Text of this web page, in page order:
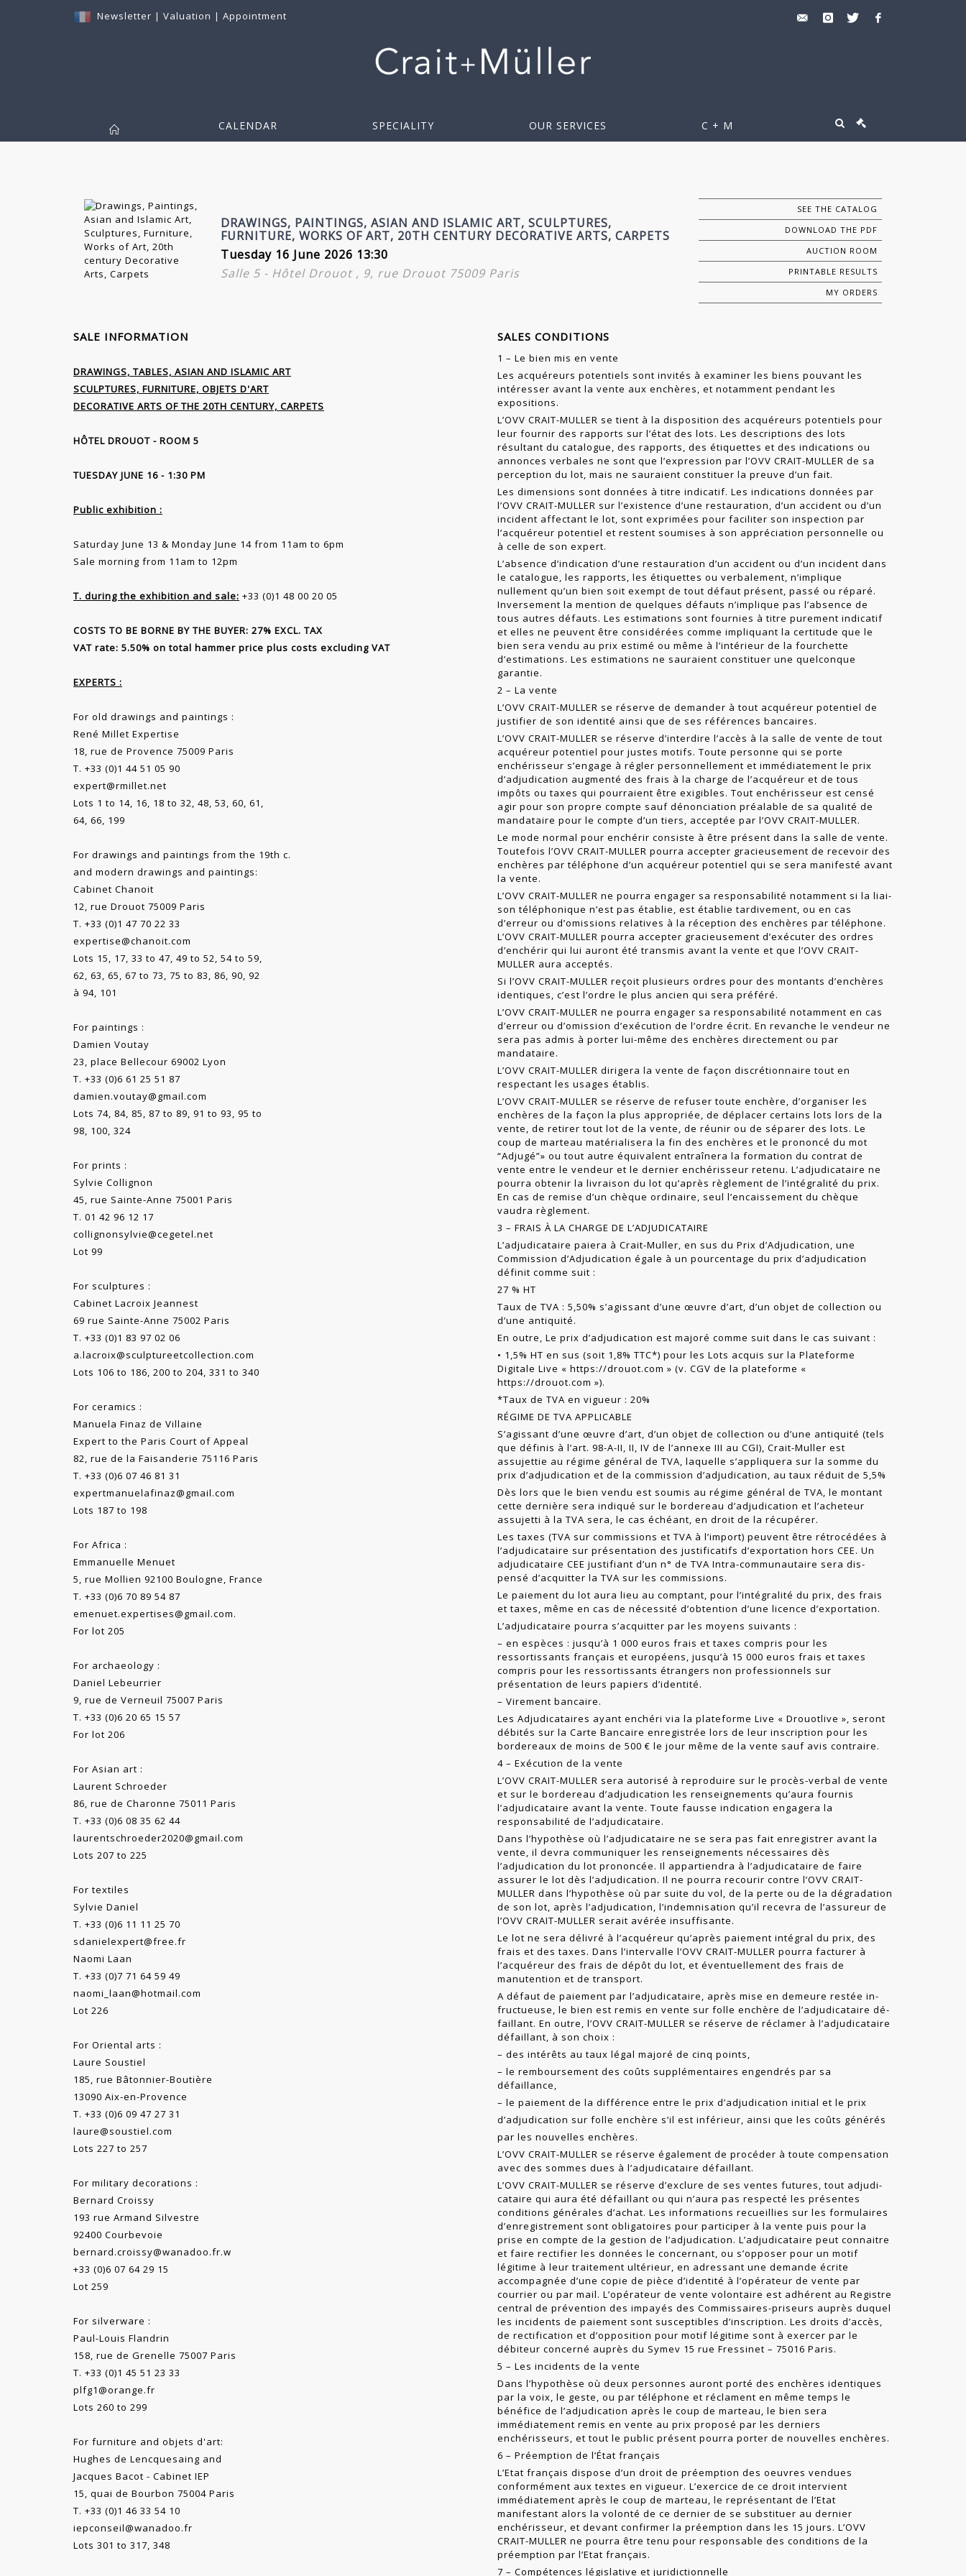
Newsletter | Valuation | Appointment
CALENDAR SPECIALITY OUR SERVICES C + M
DRAWINGS, PAINTINGS, ASIAN AND ISLAMIC ART, SCULPTURES,
FURNITURE, WORKS OF ART, 20TH CENTURY DECORATIVE ARTS, CARPETS
Tuesday 16 June 2026 13:30
Salle 5 - Hôtel Drouot , 9, rue Drouot 75009 Paris
SEE THE CATALOG
DOWNLOAD THE PDF
AUCTION ROOM
PRINTABLE RESULTS
MY ORDERS
SALE INFORMATION
DRAWINGS, TABLES, ASIAN AND ISLAMIC ART
SCULPTURES, FURNITURE, OBJETS D'ART
DECORATIVE ARTS OF THE 20TH CENTURY, CARPETS
HÔTEL DROUOT - ROOM 5
TUESDAY JUNE 16 - 1:30 PM
Public exhibition :
Saturday June 13 & Monday June 14 from 11am to 6pm
Sale morning from 11am to 12pm
T. during the exhibition and sale: +33 (0)1 48 00 20 05
COSTS TO BE BORNE BY THE BUYER: 27% EXCL. TAX
VAT rate: 5.50% on total hammer price plus costs excluding VAT
EXPERTS :
For old drawings and paintings :
René Millet Expertise
18, rue de Provence 75009 Paris
T. +33 (0)1 44 51 05 90
expert@rmillet.net
Lots 1 to 14, 16, 18 to 32, 48, 53, 60, 61,
64, 66, 199
For drawings and paintings from the 19th c.
and modern drawings and paintings:
Cabinet Chanoit
12, rue Drouot 75009 Paris
T. +33 (0)1 47 70 22 33
expertise@chanoit.com
Lots 15, 17, 33 to 47, 49 to 52, 54 to 59,
62, 63, 65, 67 to 73, 75 to 83, 86, 90, 92
à 94, 101
For paintings :
Damien Voutay
23, place Bellecour 69002 Lyon
T. +33 (0)6 61 25 51 87
damien.voutay@gmail.com
Lots 74, 84, 85, 87 to 89, 91 to 93, 95 to
98, 100, 324
For prints :
Sylvie Collignon
45, rue Sainte-Anne 75001 Paris
T. 01 42 96 12 17
collignonsylvie@cegetel.net
Lot 99
For sculptures :
Cabinet Lacroix Jeannest
69 rue Sainte-Anne 75002 Paris
T. +33 (0)1 83 97 02 06
a.lacroix@sculptureetcollection.com
Lots 106 to 186, 200 to 204, 331 to 340
For ceramics :
Manuela Finaz de Villaine
Expert to the Paris Court of Appeal
82, rue de la Faisanderie 75116 Paris
T. +33 (0)6 07 46 81 31
expertmanuelafinaz@gmail.com
Lots 187 to 198
For Africa :
Emmanuelle Menuet
5, rue Mollien 92100 Boulogne, France
T. +33 (0)6 70 89 54 87
emenuet.expertises@gmail.com.
For lot 205
For archaeology :
Daniel Lebeurrier
9, rue de Verneuil 75007 Paris
T. +33 (0)6 20 65 15 57
For lot 206
For Asian art :
Laurent Schroeder
86, rue de Charonne 75011 Paris
T. +33 (0)6 08 35 62 44
laurentschroeder2020@gmail.com
Lots 207 to 225
For textiles
Sylvie Daniel
T. +33 (0)6 11 11 25 70
sdanielexpert@free.fr
Naomi Laan
T. +33 (0)7 71 64 59 49
naomi_laan@hotmail.com
Lot 226
For Oriental arts :
Laure Soustiel
185, rue Bâtonnier-Boutière
13090 Aix-en-Provence
T. +33 (0)6 09 47 27 31
laure@soustiel.com
Lots 227 to 257
For military decorations :
Bernard Croissy
193 rue Armand Silvestre
92400 Courbevoie
bernard.croissy@wanadoo.fr.w
+33 (0)6 07 64 29 15
Lot 259
For silverware :
Paul-Louis Flandrin
158, rue de Grenelle 75007 Paris
T. +33 (0)1 45 51 23 33
plfg1@orange.fr
Lots 260 to 299
For furniture and objets d'art:
Hughes de Lencquesaing and
Jacques Bacot - Cabinet IEP
15, quai de Bourbon 75004 Paris
T. +33 (0)1 46 33 54 10
iepconseil@wanadoo.fr
Lots 301 to 317, 348
SALES CONDITIONS
1 – Le bien mis en vente
Les acquéreurs potentiels sont invités à examiner les biens pouvant les
intéresser avant la vente aux enchères, et notamment pendant les
expositions.
L’OVV CRAIT-MULLER se tient à la disposition des acquéreurs potentiels pour
leur fournir des rapports sur l’état des lots. Les descriptions des lots
résultant du cat­alogue, des rapports, des étiquettes et des indications ou
annonces verbales ne sont que l’expression par l’OVV CRAIT-MULLER de sa
perception du lot, mais ne sauraient constituer la preuve d’un fait.
Les dimensions sont données à titre indicatif. Les indications données par
l’OVV CRAIT-MULLER sur l’existence d’une restauration, d’un accident ou d’un
incident affectant le lot, sont exprimées pour faciliter son inspection par
l’acquéreur poten­tiel et restent soumises à son appréciation personnelle ou
à celle de son expert.
L’absence d’indication d’une restauration d’un accident ou d’un incident dans
le catalogue, les rapports, les étiquettes ou verbalement, n’implique
nullement qu’un bien soit exempt de tout défaut présent, passé ou réparé.
Inversement la mention de quelques défauts n’implique pas l’absence de
tous autres défauts. Les estimations sont fournies à titre purement indicatif
et elles ne peuvent être considérées comme impliquant la certitude que le
bien sera vendu au prix estimé ou même à l’intérieur de la fourchette
d’estimations. Les estimations ne sauraient constituer une quelconque
garantie.
2 – La vente
L’OVV CRAIT-MULLER se réserve de demander à tout acquéreur potentiel de
jus­tifier de son identité ainsi que de ses références bancaires.
L’OVV CRAIT-MULLER se réserve d’interdire l’accès à la salle de vente de tout
acquéreur potentiel pour justes motifs. Toute personne qui se porte
enchérisseur s’engage à régler personnellement et immédiatement le prix
d’adjudication aug­menté des frais à la charge de l’acquéreur et de tous
impôts ou taxes qui pour­raient être exigibles. Tout enchérisseur est censé
agir pour son propre compte sauf dénonciation préalable de sa qualité de
mandataire pour le compte d’un tiers, acceptée par l’OVV CRAIT-MULLER.
Le mode normal pour enchérir consiste à être présent dans la salle de vente.
Toutefois l’OVV CRAIT-MULLER pourra accepter gracieusement de recevoir des
enchères par téléphone d’un acquéreur potentiel qui se sera manifesté avant
la vente.
L’OVV CRAIT-MULLER ne pourra engager sa responsabilité notamment si la liai­
son téléphonique n’est pas établie, est établie tardivement, ou en cas
d’erreur ou d’omissions relatives à la réception des enchères par téléphone.
L’OVV CRAIT-MULLER pourra accepter gracieusement d’exécuter des ordres
d’enchérir qui lui auront été transmis avant la vente et que l’OVV CRAIT-
MULLER aura acceptés.
Si l’OVV CRAIT-MULLER reçoit plusieurs ordres pour des montants d’enchères
identiques, c’est l’ordre le plus ancien qui sera préféré.
L’OVV CRAIT-MULLER ne pourra engager sa responsabilité notamment en cas
d’erreur ou d’omission d’exécution de l’ordre écrit. En revanche le vendeur ne
sera pas admis à porter lui-même des enchères directement ou par
mandataire.
L’OVV CRAIT-MULLER dirigera la vente de façon discrétionnaire tout en
respect­ant les usages établis.
L’OVV CRAIT-MULLER se réserve de refuser toute enchère, d’organiser les
enchères de la façon la plus appropriée, de déplacer certains lots lors de la
vente, de retirer tout lot de la vente, de réunir ou de séparer des lots. Le
coup de marteau matériali­sera la fin des enchères et le prononcé du mot
“Adjugé”» ou tout autre équivalent entraînera la formation du contrat de
vente entre le vendeur et le dernier enchéris­seur retenu. L’adjudicataire ne
pourra obtenir la livraison du lot qu’après règlement de l’intégralité du prix.
En cas de remise d’un chèque ordinaire, seul l’encaissement du chèque
vaudra règlement.
3 – FRAIS À LA CHARGE DE L’ADJUDICATAIRE
L’adjudicataire paiera à Crait-Muller, en sus du Prix d’Adjudication, une
Commission d’Adjudication égale à un pourcentage du prix d’adjudication
définit comme suit :
27 % HT
Taux de TVA : 5,50% s’agissant d’une œuvre d’art, d’un objet de collection ou
d’une antiquité.
En outre, Le prix d’adjudication est majoré comme suit dans le cas suivant :
• 1,5% HT en sus (soit 1,8% TTC*) pour les Lots acquis sur la Plateforme
Digitale Live « https://drouot.com » (v. CGV de la plateforme «
https://drouot.com »).
*Taux de TVA en vigueur : 20%
RÉGIME DE TVA APPLICABLE
S’agissant d’une œuvre d’art, d’un objet de collection ou d’une antiquité (tels
que définis à l’art. 98-A-II, II, IV de l’annexe III au CGI), Crait-Muller est
assujettie au régime général de TVA, laquelle s’appliquera sur la somme du
prix d’adjudication et de la commission d’adjudication, au taux réduit de 5,5%
Dès lors que le bien vendu est soumis au régime général de TVA, le montant
cette dernière sera indiqué sur le bordereau d’adjudication et l’acheteur
assujetti à la TVA sera, le cas échéant, en droit de la récupérer.
Les taxes (TVA sur commissions et TVA à l’import) peuvent être rétrocédées à
l’adjudicataire sur présentation des justificatifs d’exportation hors CEE. Un
adjudicataire CEE justifiant d’un n° de TVA Intra-communautaire sera dis­
pensé d’acquitter la TVA sur les commissions.
Le paiement du lot aura lieu au comptant, pour l’intégralité du prix, des frais
et taxes, même en cas de nécessité d’obtention d’une licence d’exportation.
L’adjudicataire pourra s’acquitter par les moyens suivants :
– en espèces : jusqu’à 1 000 euros frais et taxes compris pour les
ressortissants français et européens, jusqu’à 15 000 euros frais et taxes
compris pour les ressor­tissants étrangers non professionnels sur
présentation de leurs papiers d’identité.
– Virement bancaire.
Les Adjudicataires ayant enchéri via la plateforme Live « Drouotlive », seront
débités sur la Carte Bancaire enregistrée lors de leur inscription pour les
bordereaux de moins de 500 € le jour même de la vente sauf avis contraire.
4 – Exécution de la vente
L’OVV CRAIT-MULLER sera autorisé à reproduire sur le procès-verbal de vente
et sur le bordereau d’adjudication les renseignements qu’aura fournis
l’adjudi­cataire avant la vente. Toute fausse indication engagera la
responsabilité de l’ad­judicataire.
Dans l’hypothèse où l’adjudicataire ne se sera pas fait enregistrer avant la
vente, il devra communiquer les renseignements nécessaires dès
l’adjudication du lot prononcée. Il appartiendra à l’adjudicataire de faire
assurer le lot dès l’adjudica­tion. Il ne pourra recourir contre l’OVV CRAIT-
MULLER dans l’hypothèse où par suite du vol, de la perte ou de la dégradation
de son lot, après l’adjudication, l’indemnisation qu’il recevra de l’assureur de
l’OVV CRAIT-MULLER serait avérée insuffisante.
Le lot ne sera délivré à l’acquéreur qu’après paiement intégral du prix, des
frais et des taxes. Dans l’intervalle l’OVV CRAIT-MULLER pourra facturer à
l’acquéreur des frais de dépôt du lot, et éventuellement des frais de
manutention et de trans­port.
A défaut de paiement par l’adjudicataire, après mise en demeure restée in­
fructueuse, le bien est remis en vente sur folle enchère de l’adjudicataire dé­
faillant. En outre, l’OVV CRAIT-MULLER se réserve de réclamer à l’adjudicataire
défaillant, à son choix :
– des intérêts au taux légal majoré de cinq points,
– le remboursement des coûts supplémentaires engendrés par sa
défaillance,
– le paiement de la différence entre le prix d’adjudication initial et le prix
d’adjudication sur folle enchère s’il est inférieur, ainsi que les coûts générés
par les nouvelles enchères.
L’OVV CRAIT-MULLER se réserve également de procéder à toute compensation
avec des sommes dues à l’adjudicataire défaillant.
L’OVV CRAIT-MULLER se réserve d’exclure de ses ventes futures, tout adjudi­
cataire qui aura été défaillant ou qui n’aura pas respecté les présentes
conditions générales d’achat. Les informations recueillies sur les formulaires
d’enregistrement sont obligatoires pour participer à la vente puis pour la
prise en compte de la ges­tion de l’adjudication. L’adjudicataire peut connaitre
et faire rectifier les données le concernant, ou s’opposer pour un motif
légitime à leur traitement ultérieur, en adressant une demande écrite
accompagnée d’une copie de pièce d’identité à l’opérateur de vente par
courrier ou par mail. L’opérateur de vente volontaire est adhérent au Registre
central de prévention des impayés des Commissaires-pri­seurs auprès duquel
les incidents de paiement sont susceptibles d’inscription. Les droits d’accès,
de rectification et d’opposition pour motif légitime sont à exercer par le
débiteur concerné auprès du Symev 15 rue Fressinet – 75016 Paris.
5 – Les incidents de la vente
Dans l’hypothèse où deux personnes auront porté des enchères identiques
par la voix, le geste, ou par téléphone et réclament en même temps le
bénéfice de l’adju­dication après le coup de marteau, le bien sera
immédiatement remis en vente au prix proposé par les derniers
enchérisseurs, et tout le public présent pourra porter de nouvelles enchères.
6 – Préemption de l’État français
L’Etat français dispose d’un droit de préemption des oeuvres vendues
conformé­ment aux textes en vigueur. L’exercice de ce droit intervient
immédiatement après le coup de marteau, le représentant de l’Etat
manifestant alors la volonté de ce dernier de se substituer au dernier
enchérisseur, et devant confirmer la préemp­tion dans les 15 jours. L’OVV
CRAIT-MULLER ne pourra être tenu pour responsable des conditions de la
préemption par l’Etat français.
7 – Compétences législative et juridictionnelle